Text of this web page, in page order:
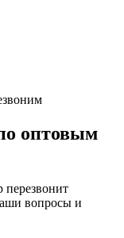
оптовым
вопросы и